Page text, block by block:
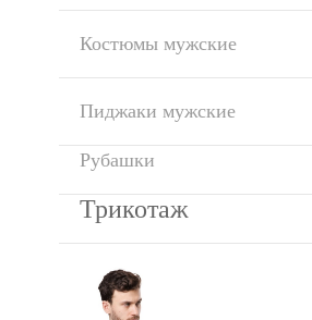
Костюмы мужские
Пиджаки мужские
Рубашки
Трикотаж